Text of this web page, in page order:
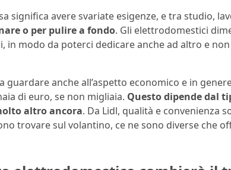
significa avere svariate esigenze, e tra studio,
o per pulire a fondo. Gli elettrodomestici
in modo da poterci dedicare anche ad altro e
guardare anche all’aspetto economico e in
di euro, se non migliaia. Questo dipende dal
altro ancora. Da Lidl, qualità e convenienza
trovare sul volantino, ce ne sono diverse che